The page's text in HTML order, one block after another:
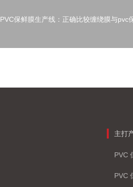
PVC保鲜膜生产线：正确比较缠绕膜与pvc
主打
PVC
PVC